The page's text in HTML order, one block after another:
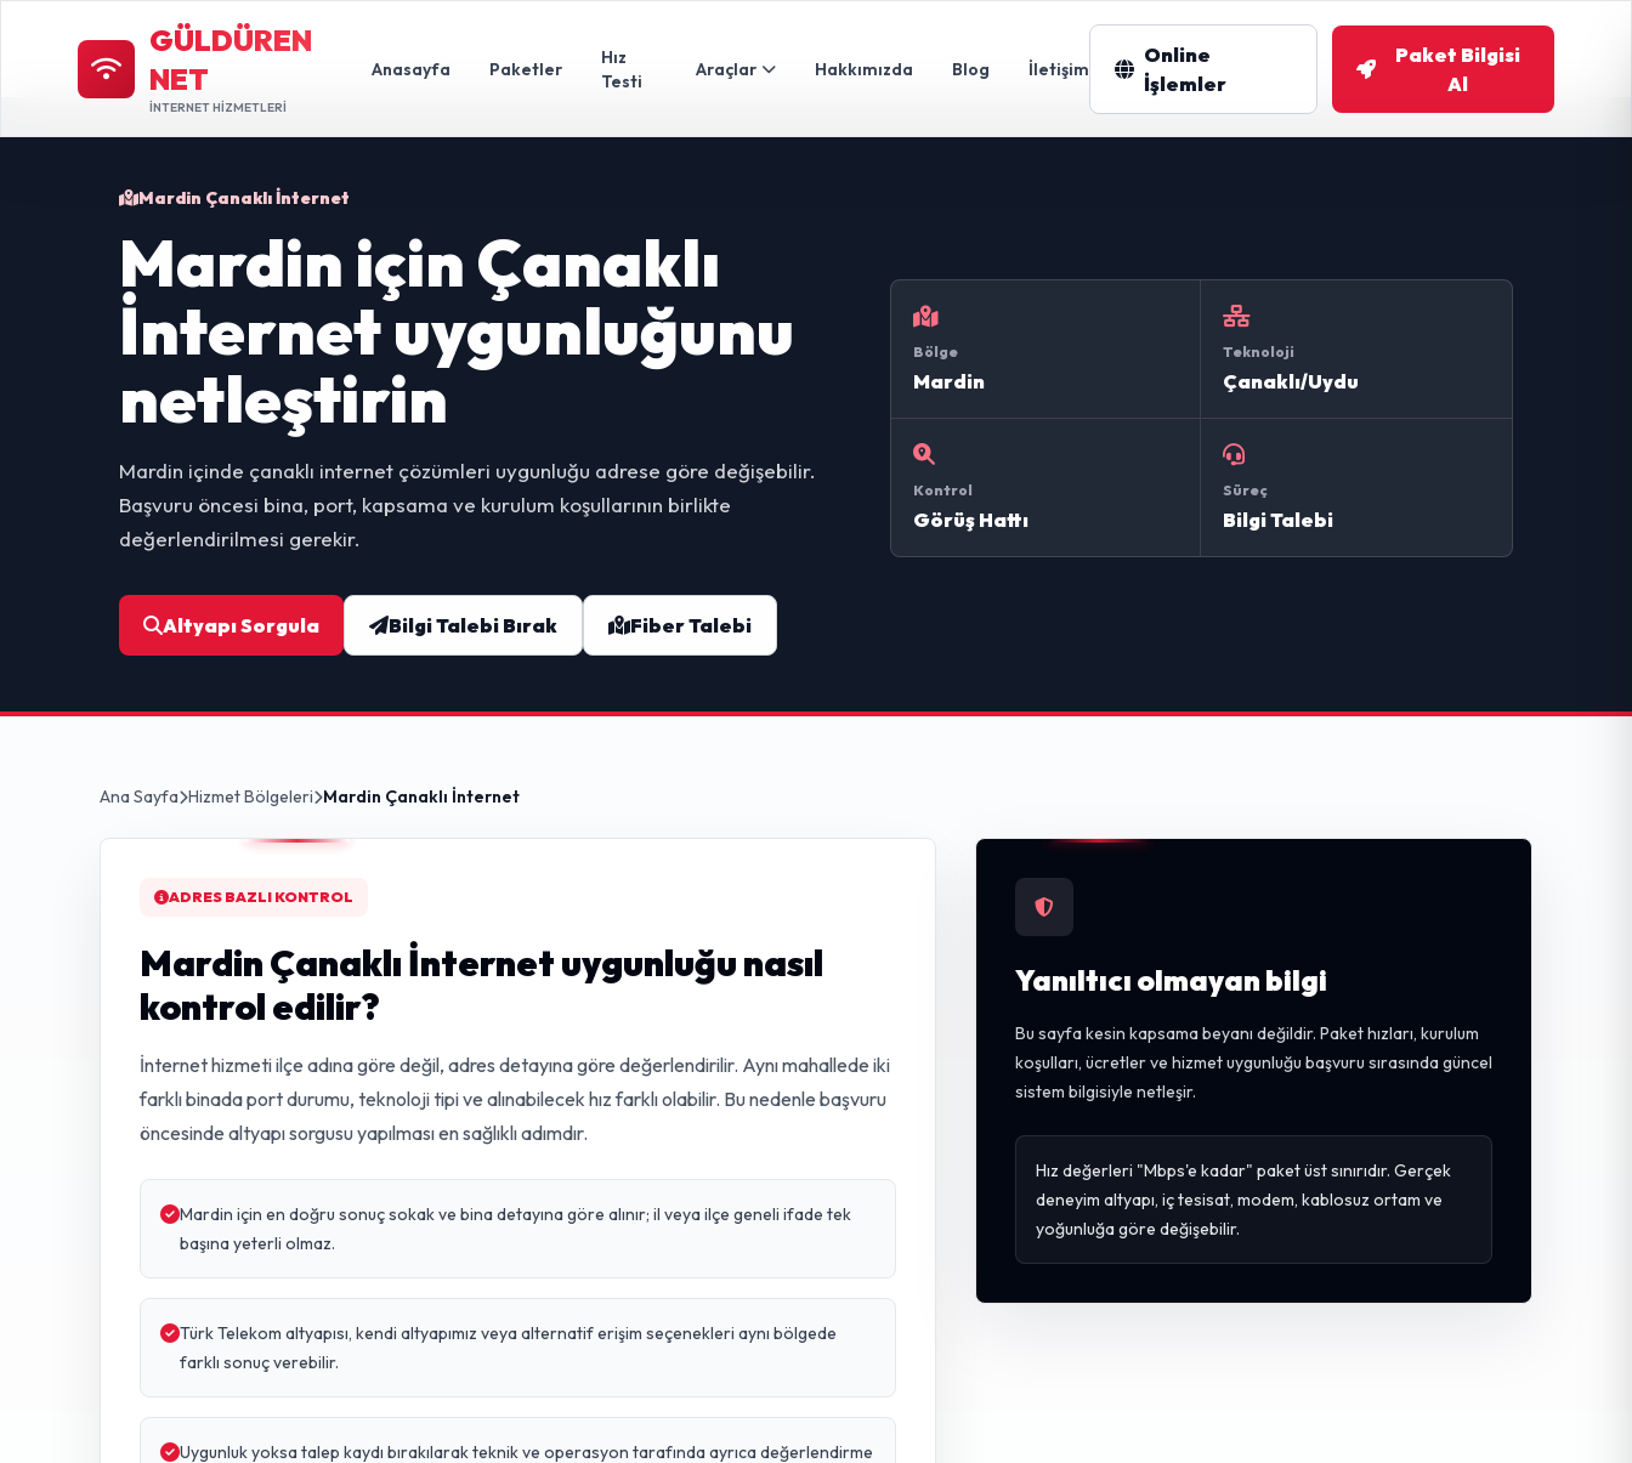
GÜLDÜREN
NET
İNTERNET HİZMETLERİ
Anasayfa Paketler
Hız
Testi
Araçlar Hakkımızda Blog İletişim
Online
İşlemler
Paket Bilgisi
Al
Mardin Çanaklı İnternet
Mardin için Çanaklı
İnternet uygunluğunu
netleştirin
Mardin içinde çanaklı internet çözümleri uygunluğu adrese göre değişebilir.
Başvuru öncesi bina, port, kapsama ve kurulum koşullarının birlikte
değerlendirilmesi gerekir.
Altyapı Sorgula Bilgi Talebi Bırak Fiber Talebi
Bölge
Mardin
Teknoloji
Çanaklı/Uydu
Kontrol
Görüş Hattı
Süreç
Bilgi Talebi
Ana Sayfa Hizmet Bölgeleri Mardin Çanaklı İnternet
ADRES BAZLI KONTROL
Mardin Çanaklı İnternet uygunluğu nasıl
kontrol edilir?
İnternet hizmeti ilçe adına göre değil, adres detayına göre değerlendirilir. Aynı mahallede iki
farklı binada port durumu, teknoloji tipi ve alınabilecek hız farklı olabilir. Bu nedenle başvuru
öncesinde altyapı sorgusu yapılması en sağlıklı adımdır.
Mardin için en doğru sonuç sokak ve bina detayına göre alınır; il veya ilçe geneli ifade tek
başına yeterli olmaz.
Türk Telekom altyapısı, kendi altyapımız veya alternatif erişim seçenekleri aynı bölgede
farklı sonuç verebilir.
Uygunluk yoksa talep kaydı bırakılarak teknik ve operasyon tarafında ayrıca değerlendirme
Yanıltıcı olmayan bilgi
Bu sayfa kesin kapsama beyanı değildir. Paket hızları, kurulum
koşulları, ücretler ve hizmet uygunluğu başvuru sırasında güncel
sistem bilgisiyle netleşir.
Hız değerleri "Mbps'e kadar" paket üst sınırıdır. Gerçek
deneyim altyapı, iç tesisat, modem, kablosuz ortam ve
yoğunluğa göre değişebilir.